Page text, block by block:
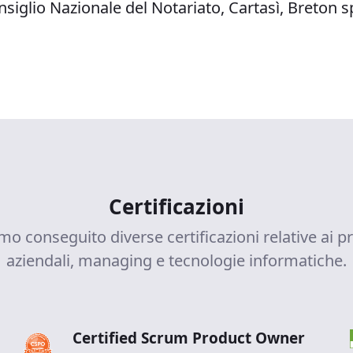
Nazionale del Notariato, Cartasì, Breton
Certificazioni
conseguito diverse certificazioni relative ai
aziendali, managing e tecnologie informatiche.
Certified Scrum Product Owner